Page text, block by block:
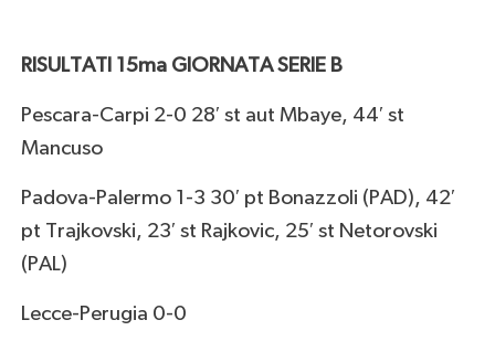
RISULTATI 15ma GIORNATA SERIE B
Pescara-Carpi 2-0 28′ st aut Mbaye, 44′ st
Mancuso
Padova-Palermo 1-3 30′ pt Bonazzoli (PAD), 42′
pt Trajkovski, 23′ st Rajkovic, 25′ st Netorovski
(PAL)
Lecce-Perugia 0-0